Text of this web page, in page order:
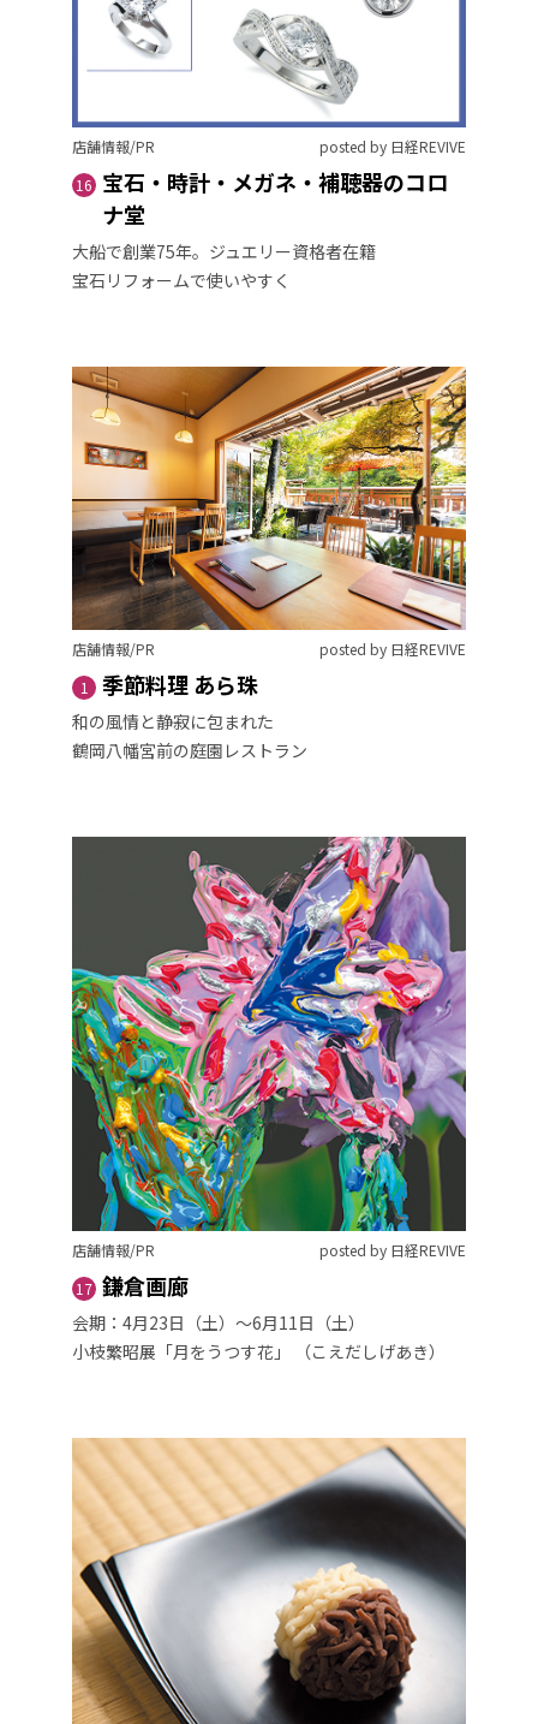
店舗情報/PR
posted by 日経REVIVE
16 宝石・時計・メガネ・補聴器のコロ
ナ堂
大船で創業75年。ジュエリー資格者在籍
宝石リフォームで使いやすく
店舗情報/PR
posted by 日経REVIVE
1
季節料理 あら珠
和の風情と静寂に包まれた
鶴岡八幡宮前の庭園レストラン
店舗情報/PR
posted by 日経REVIVE
17 鎌倉画廊
会期：4月23日（土）〜6月11日（土）
小枝繁昭展「月をうつす花」 （こえだしげあき）